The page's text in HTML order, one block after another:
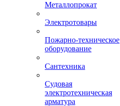
Металлопрокат
Электротовары
Пожарно-техническое
оборудование
Сантехника
Судовая
электротехническая
арматура